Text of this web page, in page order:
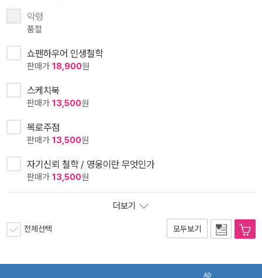
악령
품절
쇼펜하우어 인생철학
판매가 18,900원
스케치북
판매가 13,500원
목로주점
판매가 13,500원
자기신뢰 철학 / 영웅이란 무엇인가
판매가 13,500원
더보기
전체선택 모두보기